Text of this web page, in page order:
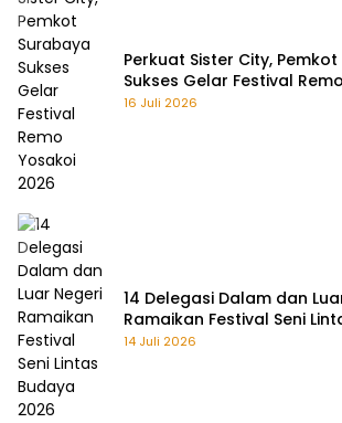
Perkuat Sister City,
Sukses Gelar Festival
16 Juli 2026
14 Delegasi Dalam dan
Ramaikan Festival Seni
14 Juli 2026